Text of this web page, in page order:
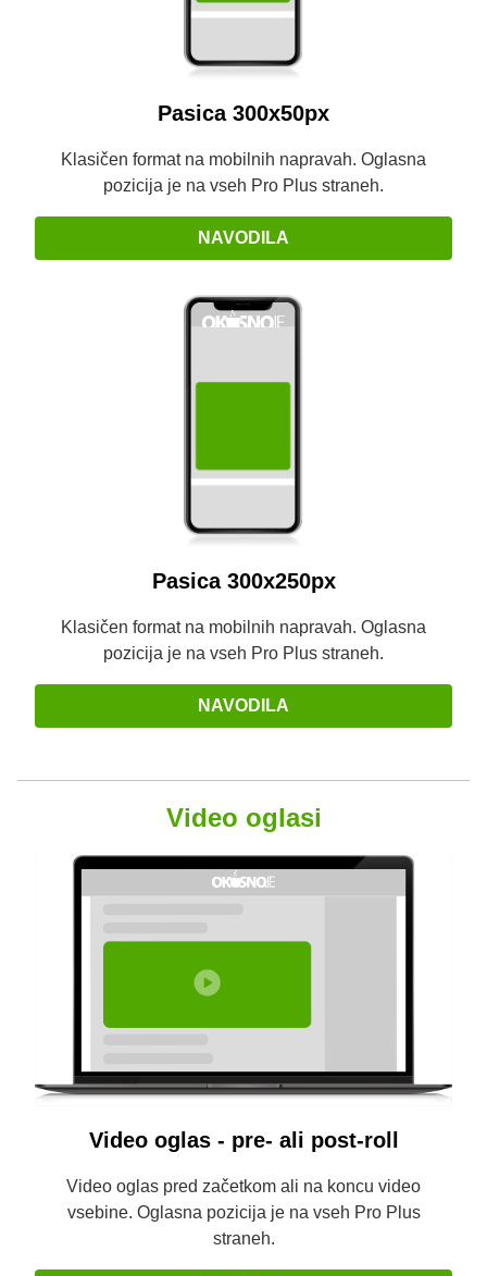
Pasica 300x50px
Klasičen format na mobilnih napravah. Oglasna
pozicija je na vseh Pro Plus straneh.
NAVODILA
Pasica 300x250px
Klasičen format na mobilnih napravah. Oglasna
pozicija je na vseh Pro Plus straneh.
NAVODILA
Video oglasi
Video oglas - pre- ali post-roll
Video oglas pred začetkom ali na koncu video
vsebine. Oglasna pozicija je na vseh Pro Plus
straneh.